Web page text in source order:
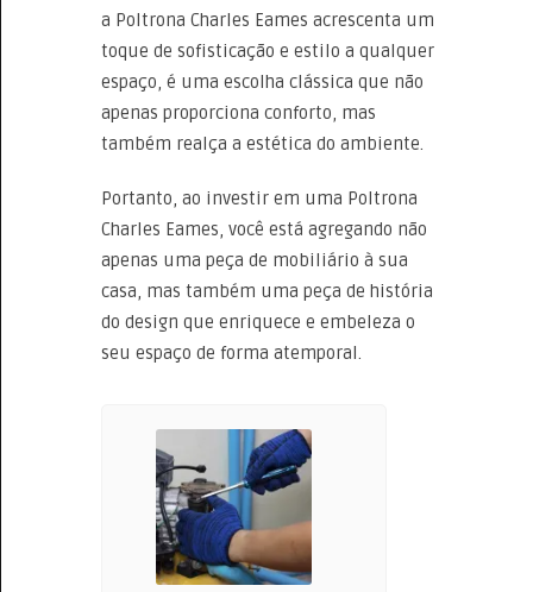
a Poltrona Charles Eames acrescenta um
toque de sofisticação e estilo a qualquer
espaço, é uma escolha clássica que não
apenas proporciona conforto, mas
também realça a estética do ambiente.
Portanto, ao investir em uma Poltrona
Charles Eames, você está agregando não
apenas uma peça de mobiliário à sua
casa, mas também uma peça de história
do design que enriquece e embeleza o
seu espaço de forma atemporal.